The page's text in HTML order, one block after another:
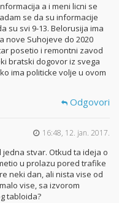
a i meni licni se
se da su informacije
su svi 9-13. Belorusija ima
nove Suhojeve do 2020
posetio i remontni zavod
bratski dogovor iz svega
ima politicke volje u ovom
Odgovori
16:48, 12. jan. 2017.
stvar. Otkud ta ideja o
u prolazu pored trafike
neki dan, ali nista vise od
vise, sa izvorom
tabloida?